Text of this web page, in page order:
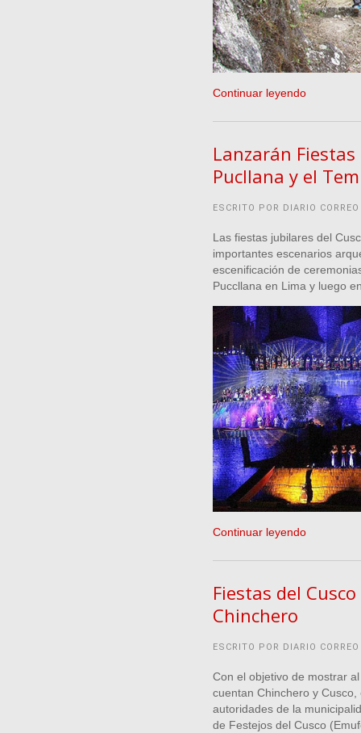
Continuar leyendo
Lanzarán
Pucllana y el
ESCRITO POR DIARIO
Las fiestas jubilares del
importantes escenarios
escenificación de
Puccllana en Lima y luego
Continuar leyendo
Fiestas del
Chinchero
ESCRITO POR DIARIO
Con el objetivo de mostrar
cuentan Chinchero y
autoridades de la
de Festejos del Cusco